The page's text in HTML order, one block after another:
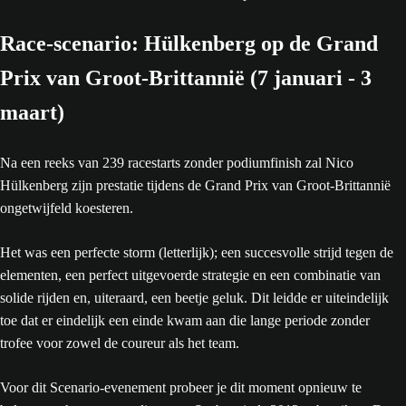
Race-scenario: Hülkenberg op de Grand
Prix van Groot-Brittannië (7 januari - 3
maart)
Na een reeks van 239 racestarts zonder podiumfinish zal Nico
Hülkenberg zijn prestatie tijdens de Grand Prix van Groot-Brittannië
ongetwijfeld koesteren.
Het was een perfecte storm (letterlijk); een succesvolle strijd tegen de
elementen, een perfect uitgevoerde strategie en een combinatie van
solide rijden en, uiteraard, een beetje geluk. Dit leidde er uiteindelijk
toe dat er eindelijk een einde kwam aan die lange periode zonder
trofee voor zowel de coureur als het team.
Voor dit Scenario-evenement probeer je dit moment opnieuw te